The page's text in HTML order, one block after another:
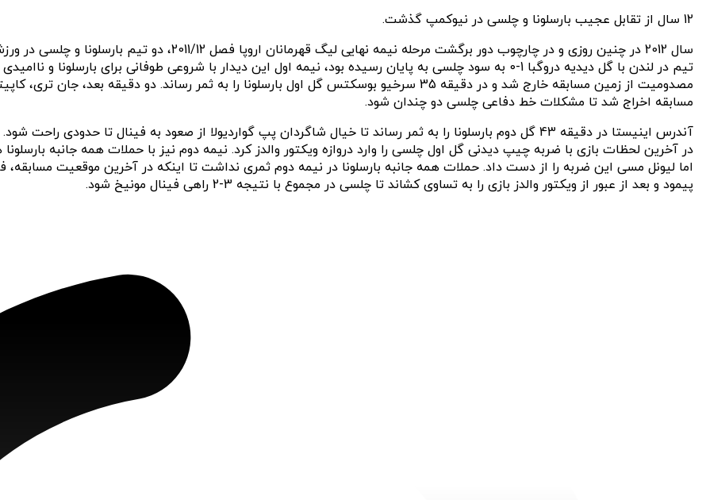
12 سال از تقابل عجیب بارسلونا و چلسی در نیوکمپ گذشت.
سال 2012 در چنین روزی و در چارچوب دور برگشت مرحله نیمه
مصدومیت از زمین مسابقه خارج شد و در دقیقه 35 سرخیو بوسکتس گل اول بارسلونا را به ثمر رساند. دو
مسابقه اخراج شد تا مشکلات خط دفاعی چلسی دو چندان شود.
آندرس اینیستا در دقیقه 43 گل دوم بارسلونا را به ثمر رساند تا خیال شاگردان پپ گواردیولا از صعود به فینال تا
پیمود و بعد از عبور از ویکتور والدز بازی را به تساوی کشاند تا چلسی در مجموع با نتیجه 3-2 راهی فینال مونیخ شود.